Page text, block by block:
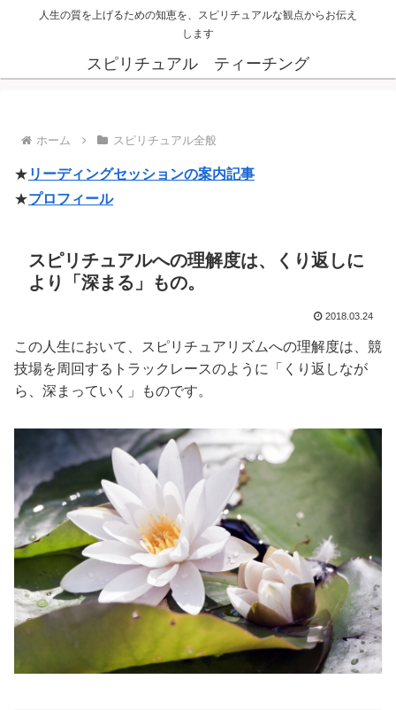
人生の質を上げるための知恵を、スピリチュアルな観点からお伝え
します
スピリチュアル ティーチング
ホーム スピリチュアル全般
★ リーディングセッションの案内記事
★プロフィール
スピリチュアルへの理解度は、くり返しに
より「深まる」もの。
2018.03.24
この人生において、スピリチュアリズムへの理解度は、競
技場を周回するトラックレースのように「くり返しなが
ら、深まっていく」ものです。